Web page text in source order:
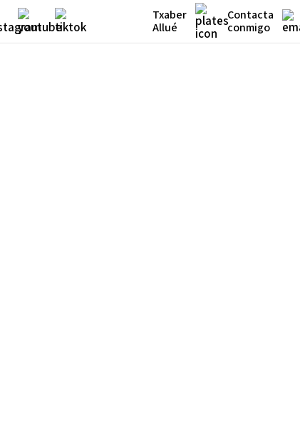
Txaber
Allué
Contacta
conmigo